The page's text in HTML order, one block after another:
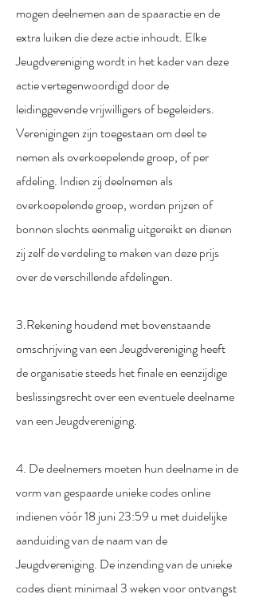
mogen deelnemen aan de spaaractie en de
extra luiken die deze actie inhoudt. Elke
Jeugdvereniging wordt in het kader van deze
actie vertegenwoordigd door de
leidinggevende vrijwilligers of begeleiders.
Verenigingen zijn toegestaan om deel te
nemen als overkoepelende groep, of per
afdeling. Indien zij deelnemen als
overkoepelende groep, worden prijzen of
bonnen slechts eenmalig uitgereikt en dienen
zij zelf de verdeling te maken van deze prijs
over de verschillende afdelingen.
3.Rekening houdend met bovenstaande
omschrijving van een Jeugdvereniging heeft
de organisatie steeds het finale en eenzijdige
beslissingsrecht over een eventuele deelname
van een Jeugdvereniging.
4. De deelnemers moeten hun deelname in de
vorm van gespaarde unieke codes online
indienen vóór 18 juni 23:59 u met duidelijke
aanduiding van de naam van de
Jeugdvereniging. De inzending van de unieke
codes dient minimaal 3 weken voor ontvangst